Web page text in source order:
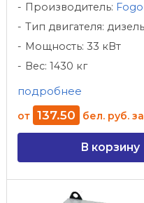
Производитель:
Тип двигателя:
Мощность: 33 кВт
Вес: 1430 кг
подробнее
от 137.50 бел. руб.
В корзину